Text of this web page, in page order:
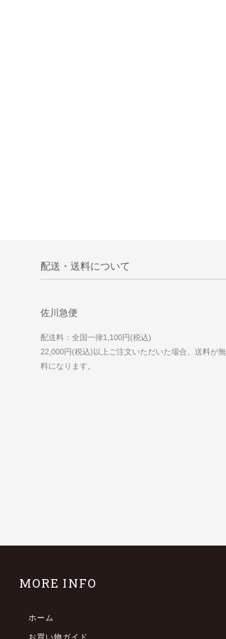
配送・送料について
佐川急便
配送料：全国一律1,100円(税込)
22,000円(税込)以上ご注文いただいた場合、送料が無
料になります。
MORE INFO
ホーム
お買い物ガイド